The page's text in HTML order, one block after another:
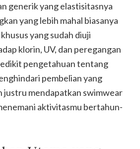
generik yang elastisitasnya
yang lebih mahal biasanya
yang sudah diuji
klorin, UV, dan peregangan
pengetahuan tentang
pembelian yang
justru mendapatkan swimwear
aktivitasmu bertahun-